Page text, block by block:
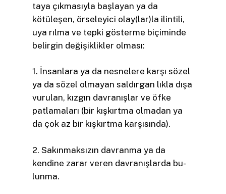
taya çıkmasıyla başlayan ya da
kötüleşen, örseleyici olay(lar)la ilintili,
uya­ rılma ve tepki gösterme biçiminde
belirgin değişiklikler olması:
1. İnsanlara ya da nesnelere karşı sözel
ya da sözel olmayan saldırgan­ lıkla dışa
vurulan, kızgın davranışlar ve öfke
patlamaları (bir kışkırtma olmadan ya
da çok az bir kışkırtma karşısında).
2. Sakınmaksızın davranma ya da
kendine zarar veren davranışlarda bu­
lunma.